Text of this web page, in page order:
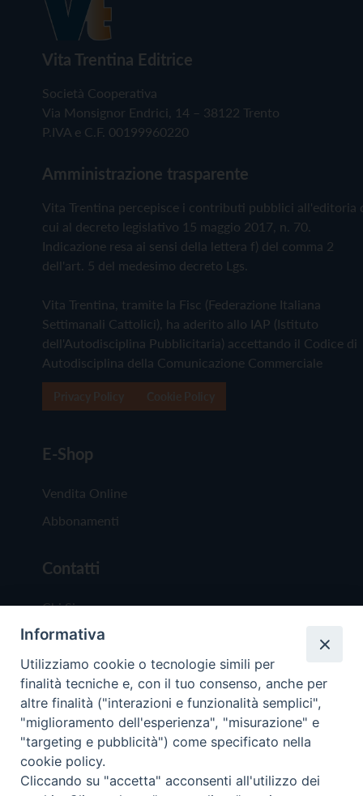
Vita Trentina Editrice
Società Cooperativa
Via Monsignor Endrici, 14 – 38122 Trento
P.IVA e C.F. 00199960220
Amministrazione trasparente
Vita Trentina percepisce i contributi pubblici all'editoria
cui al decreto legislativo 15 maggio 2017, n. 70.
Indicazione resa ai sensi della lettera f) del comma 2
dell'art. 5 del medesimo decreto Lgs.
Vita Trentina, tramite la Fisc (Federazione Italiana
Settimanali Cattolici), ha aderito allo IAP (Istituto
dell'Autodisciplina Pubblicitaria) accettando il Codice di
Autodisciplina della Comunicazione Commerciale
E-Shop
Vendita Online
Abbonamenti
Contatti
Chi Siamo
Redazione
Scrivici
Copyright © 2019 - Tutti i diritti riservati - Vita
Trentina Editrice
Informativa
Utilizziamo cookie o tecnologie simili per
finalità tecniche e, con il tuo consenso, anche per
altre finalità ("interazioni e funzionalità semplici",
"miglioramento dell'esperienza", "misurazione" e
"targeting e pubblicità") come specificato nella
cookie policy.
Cliccando su "accetta" acconsenti all'utilizzo dei